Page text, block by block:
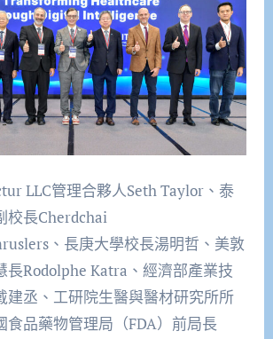
LLC管理合夥人Seth Taylor、泰
校長Cherdchai
、長庚大學校長湯明哲、美敦
長Rodolphe Katra、經濟部產業技
建丞、工研院生醫與醫材研究所所
食品藥物管理局（FDA）前局長